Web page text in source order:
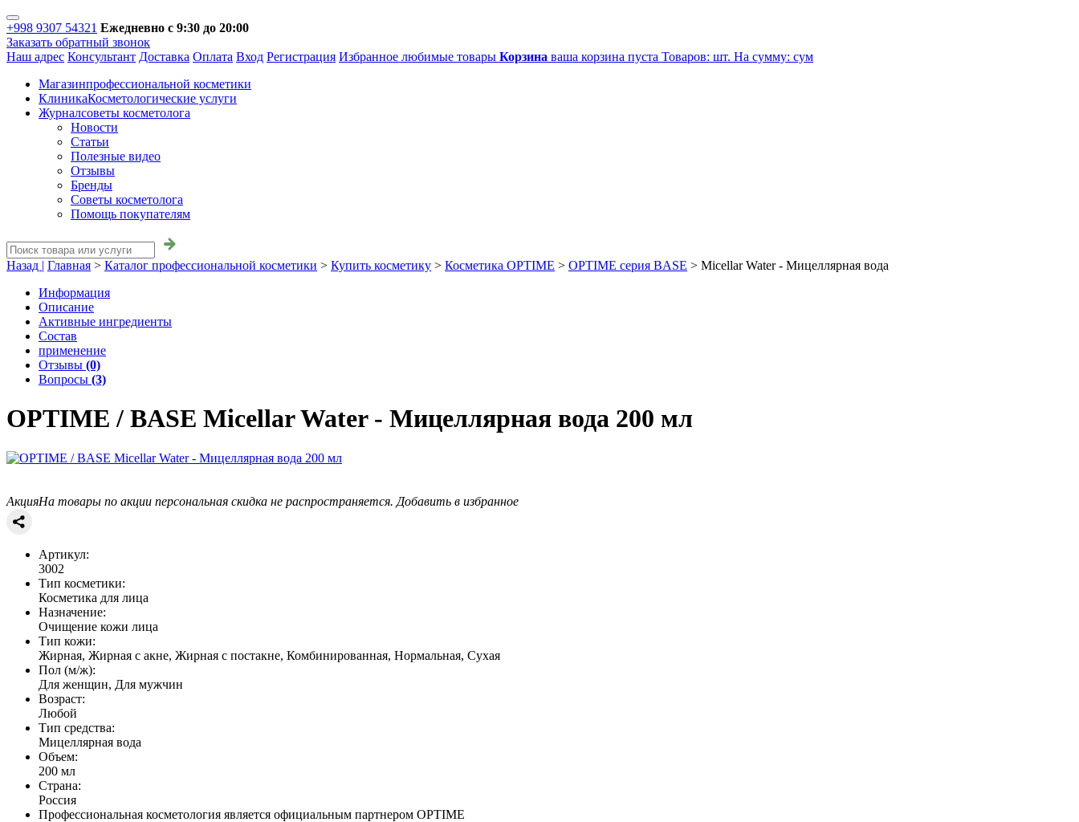
+998 9307 54321 Ежедневно с 9:30 до 20:00
Заказать обратный звонок
Наш адрес Консультант Доставка Оплата Вход Регистрация Избранное любимые товары Корзина ваша корзина пуста Товаров: шт. На сумму: сум
Магазинпрофессиональной косметики
КлиникаКосметологические услуги
Журналсоветы косметолога
Новости
Статьи
Полезные видео
Отзывы
Бренды
Советы косметолога
Помощь покупателям
Назад | Главная > Каталог профессиональной косметики > Купить косметику > Косметика OPTIME > OPTIME серия BASE > Micellar Water - Мицеллярная вода
Информация
Описание
Активные ингредиенты
Состав
применение
Отзывы (0)
Вопросы (3)
OPTIME / BASE Micellar Water - Мицеллярная вода 200 мл
АкцияНа товары по акции персональная скидка не распространяется. Добавить в избранное
Артикул:
3002
Тип косметики:
Косметика для лица
Назначение:
Очищение кожи лица
Тип кожи:
Жирная, Жирная с акне, Жирная с постакне, Комбинированная, Нормальная, Сухая
Пол (м/ж):
Для женщин, Для мужчин
Возраст:
Любой
Тип средства:
Мицеллярная вода
Объем:
200 мл
Страна:
Россия
Профессиональная косметология является официальным партнером OPTIME